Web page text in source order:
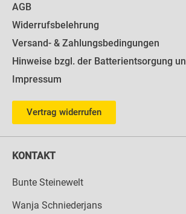
AGB
Widerrufsbelehrung
Versand- & Zahlungsbedingungen
Hinweise bzgl. der Batterientsorgung
Impressum
Vertrag widerrufen
KONTAKT
Bunte Steinewelt
Wanja Schniederjans